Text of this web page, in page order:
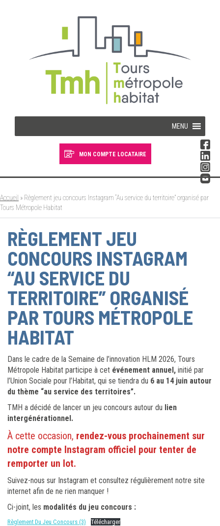
MENU
MON COMPTE LOCATAIRE
Accueil » Règlement jeu concours Instagram “Au service du territoire” organisé par
Tours Métropole Habitat
RÈGLEMENT JEU
CONCOURS INSTAGRAM
“AU SERVICE DU
TERRITOIRE” ORGANISÉ
PAR TOURS MÉTROPOLE
HABITAT
Dans le cadre de la Semaine de l’innovation HLM 2026, Tours
Métropole Habitat participe à cet événement annuel, initié par
l’Union Sociale pour l’Habitat, qui se tiendra du 6 au 14 juin autour
du thème “au service des territoires”.
TMH a décidé de lancer un jeu concours autour du lien
intergénérationnel.
À cette occasion, rendez-vous prochainement sur
notre compte Instagram officiel pour tenter de
remporter un lot.
Suivez-nous sur Instagram et consultez régulièrement notre site
internet afin de ne rien manquer !
Ci-joint, les modalités du jeu concours :
Règlement Du Jeu Concours (3) Télécharger